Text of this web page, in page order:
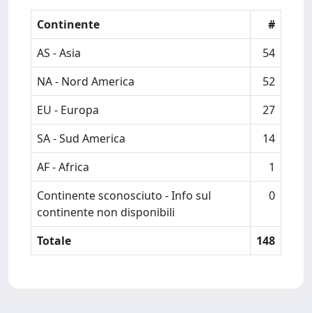
Continente
#
AS - Asia
54
NA - Nord America
52
EU - Europa
27
SA - Sud America
14
AF - Africa
1
Continente sconosciuto - Info sul
continente non disponibili
0
Totale 148